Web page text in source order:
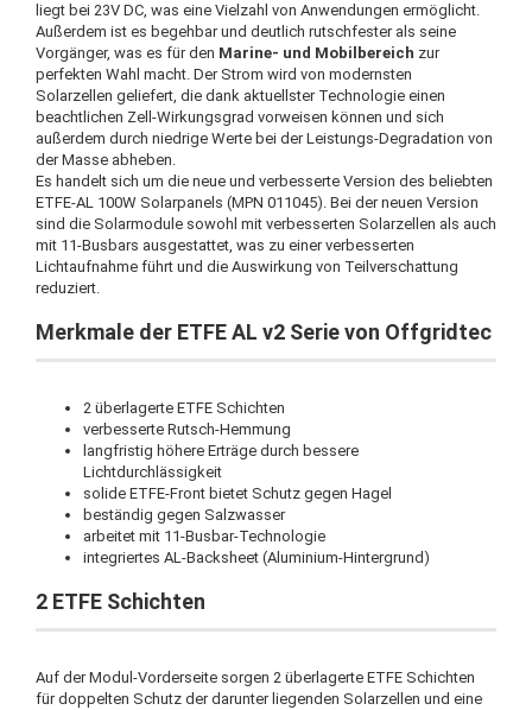
liegt bei 23V DC, was eine Vielzahl von Anwendungen ermöglicht.
Außerdem ist es begehbar und deutlich rutschfester als seine
Vorgänger, was es für den Marine- und Mobilbereich zur
perfekten Wahl macht. Der Strom wird von modernsten
Solarzellen geliefert, die dank aktuellster Technologie einen
beachtlichen Zell-Wirkungsgrad vorweisen können und sich
außerdem durch niedrige Werte bei der Leistungs-Degradation von
der Masse abheben.
Es handelt sich um die neue und verbesserte Version des beliebten
ETFE-AL 100W Solarpanels (MPN 011045). Bei der neuen Version
sind die Solarmodule sowohl mit verbesserten Solarzellen als auch
mit 11-Busbars ausgestattet, was zu einer verbesserten
Lichtaufnahme führt und die Auswirkung von Teilverschattung
reduziert.
Merkmale der ETFE AL v2 Serie von Offgridtec
2 überlagerte ETFE Schichten
verbesserte Rutsch-Hemmung
langfristig höhere Erträge durch bessere
Lichtdurchlässigkeit
solide ETFE-Front bietet Schutz gegen Hagel
beständig gegen Salzwasser
arbeitet mit 11-Busbar-Technologie
integriertes AL-Backsheet (Aluminium-Hintergrund)
2 ETFE Schichten
Auf der Modul-Vorderseite sorgen 2 überlagerte ETFE Schichten
für doppelten Schutz der darunter liegenden Solarzellen und eine